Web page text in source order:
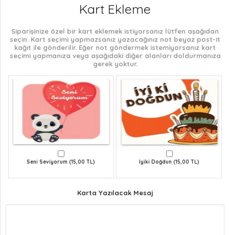
Kart Ekleme
Siparişinize özel bir kart eklemek istiyorsanız lütfen aşağıdan
seçin. Kart seçimi yapmazsanız yazacağınız not beyaz post-it
kağıt ile gönderilir. Eğer not göndermek istemiyorsanız kart
seçimi yapmanıza veya aşağıdaki diğer alanları doldurmanıza
gerek yoktur.
Seni Seviyorum (15,00 TL) İyiki Doğdun (15,00 TL)
Karta Yazılacak Mesaj